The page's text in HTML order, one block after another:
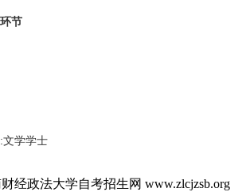
节
文学学士
经政法大学自考招生网 www.zlcjzsb.org